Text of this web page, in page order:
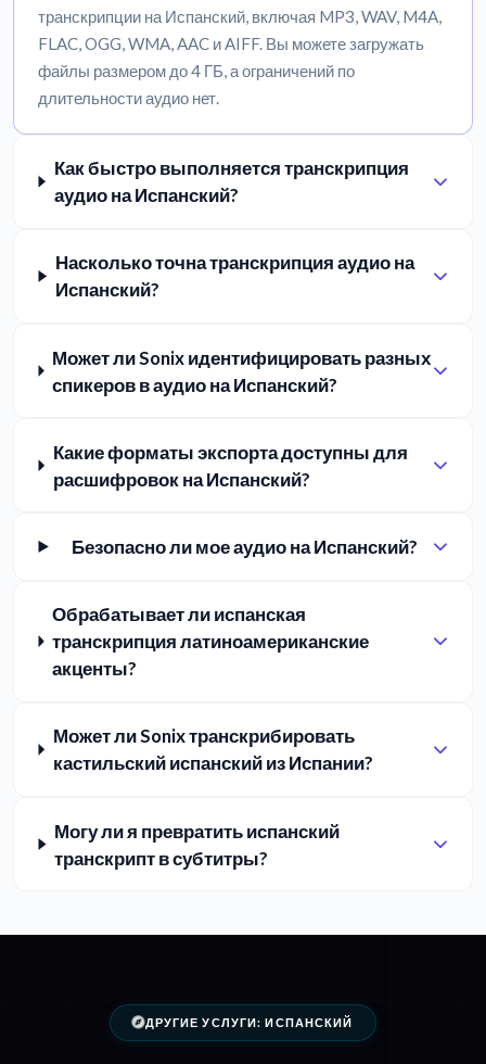
транскрипции на Испанский, включая MP3, WAV, M4A,
FLAC, OGG, WMA, AAC и AIFF. Вы можете загружать
файлы размером до 4 ГБ, а ограничений по
длительности аудио нет.
Как быстро выполняется транскрипция
аудио на Испанский?
Насколько точна транскрипция аудио на
Испанский?
Может ли Sonix идентифицировать разных
спикеров в аудио на Испанский?
Какие форматы экспорта доступны для
расшифровок на Испанский?
Безопасно ли мое аудио на Испанский?
Обрабатывает ли испанская
транскрипция латиноамериканские
акценты?
Может ли Sonix транскрибировать
кастильский испанский из Испании?
Могу ли я превратить испанский
транскрипт в субтитры?
ДРУГИЕ УСЛУГИ: ИСПАНСКИЙ